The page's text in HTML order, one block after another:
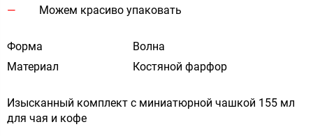
Можем красиво упаковать
Форма
Волна
Материал
Костяной фарфор
Изысканный комплект с миниатюрной чашкой 155 мл
для чая и кофе